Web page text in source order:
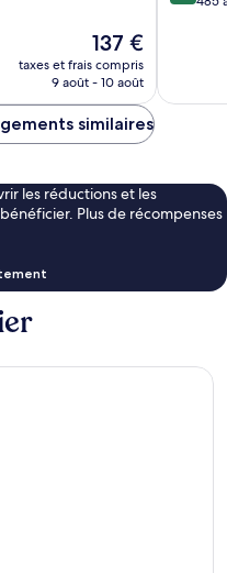
Le
nouveau
prix
de
137 €
taxes et frais compris
9 août - 10 août
similaires
les réductions et les
Plus de récompenses